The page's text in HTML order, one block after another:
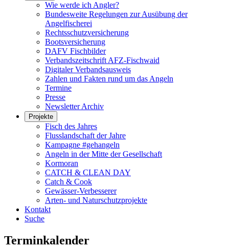
Wie werde ich Angler?
Bundesweite Regelungen zur Ausübung der
Angelfischerei
Rechtsschutzversicherung
Bootsversicherung
DAFV Fischbilder
Verbandszeitschrift AFZ-Fischwaid
Digitaler Verbandsausweis
Zahlen und Fakten rund um das Angeln
Termine
Presse
Newsletter Archiv
Projekte
Fisch des Jahres
Flusslandschaft der Jahre
Kampagne #gehangeln
Angeln in der Mitte der Gesellschaft
Kormoran
CATCH & CLEAN DAY
Catch & Cook
Gewässer-Verbesserer
Arten- und Naturschutzprojekte
Kontakt
Suche
Terminkalender